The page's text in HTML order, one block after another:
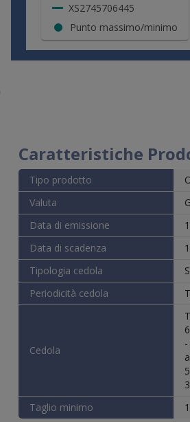
XS2745706445
Punto massimo/minimo
Caratteristiche
Tipo prodotto
Valuta
Data di emissione
Data di scadenza
Tipologia cedola
Periodicità cedola
Cedola
Taglio minimo
del D.P.R. n. 445 del 28 dicembre 2000 e
mendaci sono sanzionabili penalmente.